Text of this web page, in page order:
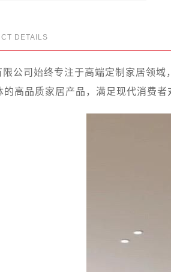
DETAILS
限公司始终专注于高端定制家居领
高品质家居产品，满足现代消费者